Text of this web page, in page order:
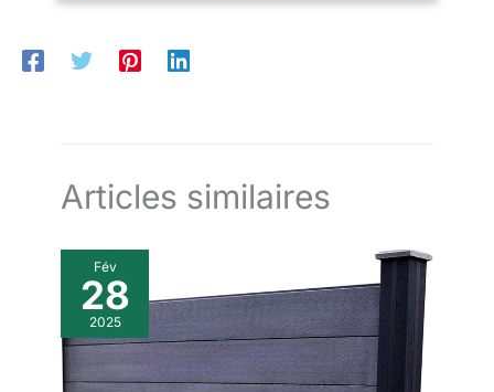
sont reliées par du fil galvanisé. FAITAGE TENDANCE :
Articles similaires
Fév
28
2025